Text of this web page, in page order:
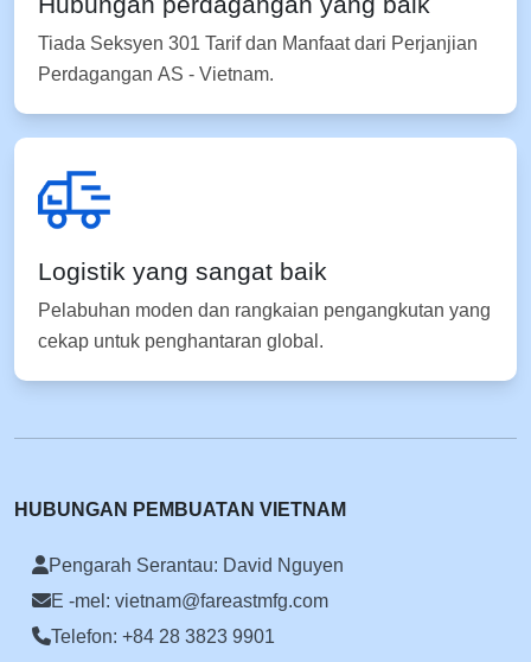
Tiada Seksyen 301 Tarif dan Manfaat dari Perjanjian
Perdagangan AS - Vietnam.
Logistik yang sangat baik
Pelabuhan moden dan rangkaian pengangkutan yang
cekap untuk penghantaran global.
HUBUNGAN PEMBUATAN VIETNAM
Pengarah Serantau: David Nguyen
E -mel: vietnam@fareastmfg.com
Telefon: +84 28 3823 9901